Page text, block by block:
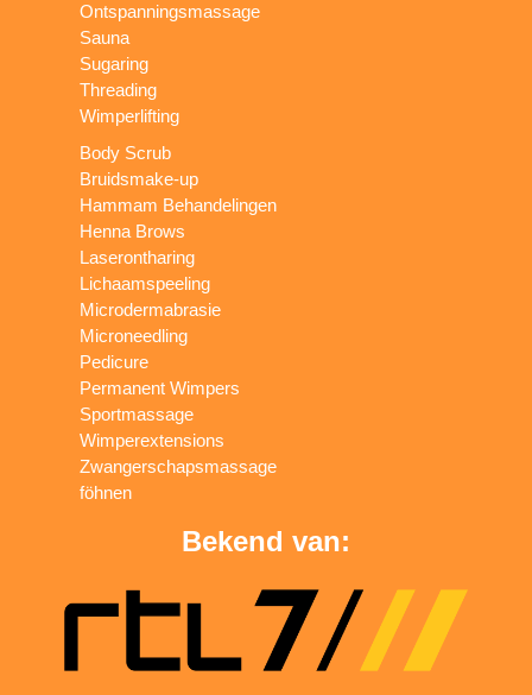
Ontspanningsmassage
Sauna
Sugaring
Threading
Wimperlifting
Body Scrub
Bruidsmake-up
Hammam Behandelingen
Henna Brows
Laserontharing
Lichaamspeeling
Microdermabrasie
Microneedling
Pedicure
Permanent Wimpers
Sportmassage
Wimperextensions
Zwangerschapsmassage
föhnen
Bekend van: